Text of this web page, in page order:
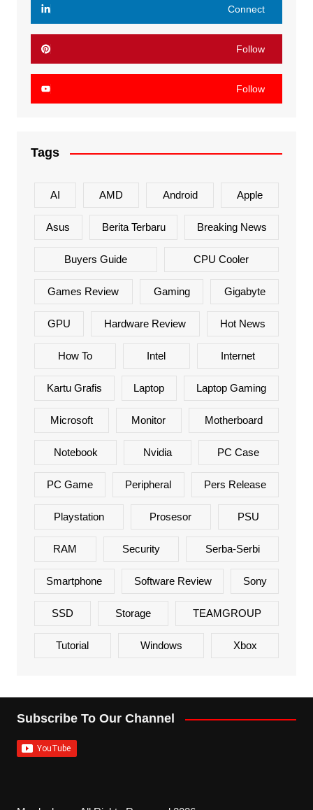
Connect
Follow
Follow
Tags
AI AMD Android Apple
Asus Berita Terbaru Breaking News
Buyers Guide CPU Cooler
Games Review Gaming Gigabyte
GPU Hardware Review Hot News
How To Intel Internet
Kartu Grafis Laptop Laptop Gaming
Microsoft Monitor Motherboard
Notebook Nvidia PC Case
PC Game Peripheral Pers Release
Playstation Prosesor PSU
RAM Security Serba-Serbi
Smartphone Software Review Sony
SSD Storage TEAMGROUP
Tutorial Windows Xbox
Subscribe To Our Channel